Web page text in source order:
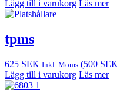
Lägg till i varukorg Läs mer
tpms
625 SEK Inkl. Moms (500 SEK
Lägg till i varukorg Läs mer